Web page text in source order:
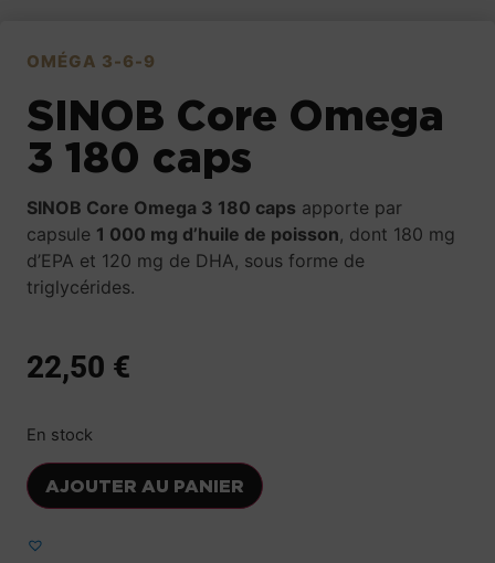
OMÉGA 3-6-9
SINOB Core Omega
3 180 caps
SINOB Core Omega 3 180 caps apporte par
capsule 1 000 mg d’huile de poisson, dont 180 mg
d’EPA et 120 mg de DHA, sous forme de
triglycérides.
22,50 €
En stock
AJOUTER AU PANIER